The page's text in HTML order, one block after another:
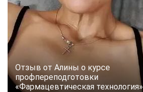
Отзыв от Алины о курсе
профпереподготовки
«Фармацевтическая технология»